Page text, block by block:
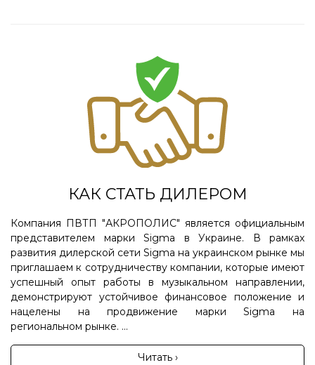
КАК СТАТЬ ДИЛЕРОМ
Компания ПВТП "АКРОПОЛИС" является официальным
представителем марки Sigma в Украине. В рамках
развития дилерской сети Sigma на украинском рынке мы
приглашаем к сотрудничеству компании, которые имеют
успешный опыт работы в музыкальном направлении,
демонстрируют устойчивое финансовое положение и
нацелены на продвижение марки Sigma на
региональном рынке. ...
Читать ›